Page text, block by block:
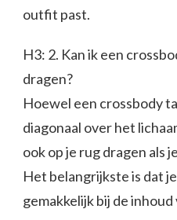
outfit past.
H3: 2. Kan ik een
dragen?
Hoewel een crossbody
diagonaal over het
ook op je rug dragen als
Het belangrijkste is dat
gemakkelijk bij de